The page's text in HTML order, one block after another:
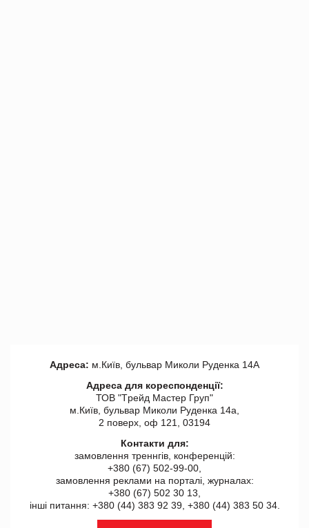
Адреса: м.Київ, бульвар Миколи Руденка 14А
Адреса для кореспонденції:
ТОВ "Tрейд Мастер Груп"
м.Київ, бульвар Миколи Руденка 14а,
2 поверх, оф 121, 03194
Контакти для:
замовлення треннгів, конференцій:
+380 (67) 502-99-00,
замовлення реклами на порталі, журналах:
+380 (67) 502 30 13,
інші питання: +380 (44) 383 92 39, +380 (44) 383 50 34.